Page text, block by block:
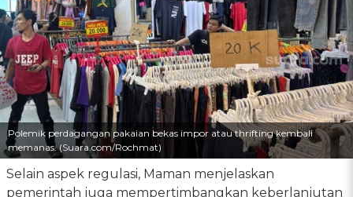
Polemik perdagangan pakaian bekas impor atau thrifting kembali
memanas. (Suara.com/Rochmat)
Selain aspek regulasi, Maman menjelaskan
pemerintah juga mempertimbangkan keberlanjutan